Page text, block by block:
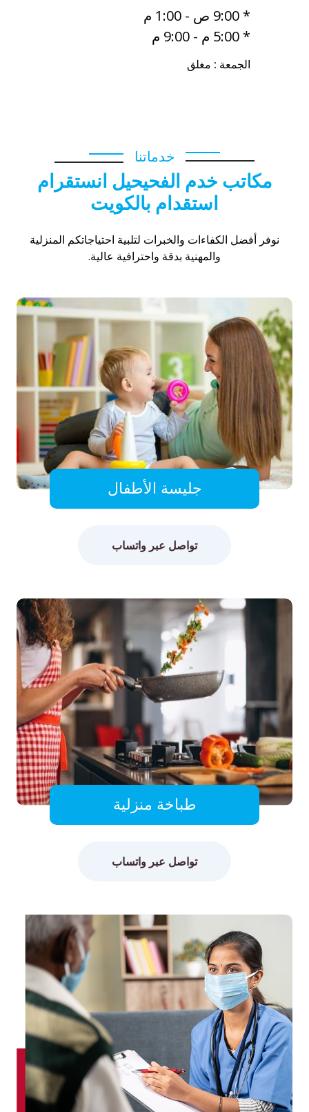
* 9:00 ص - 1:00 م
* 5:00 م - 9:00 م
الجمعة : مغلق
خدماتنا
مكاتب خدم الفحيحيل انستقرام
استقدام بالكويت
نوفر أفضل الكفاءات والخبرات لتلبية احتياجاتكم المنزلية
والمهنية بدقة واحترافية عالية.
جليسة الأطفال
تواصل عبر واتساب
طباخة منزلية
تواصل عبر واتساب